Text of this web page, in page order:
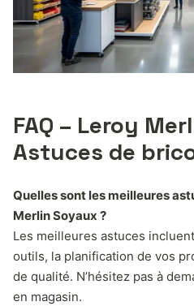
FAQ – Leroy
Astuces de
Quelles sont les meilleures
Merlin Soyaux ?
Les meilleures astuces
outils, la planification de vos
de qualité. N’hésitez pas à
en magasin.